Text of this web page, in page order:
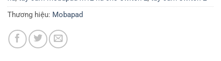
Thương hiệu: Mobapad